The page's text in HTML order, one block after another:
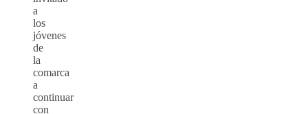
a
los
jóvenes
de
la
comarca
a
continuar
con